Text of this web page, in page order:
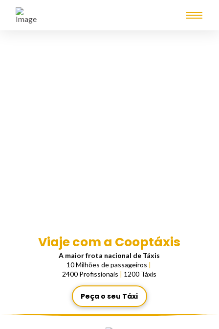
Viaje com a Cooptáxis
A maior frota nacional de Táxis
10 Milhões de passageiros |
2400 Profissionais | 1200 Táxis
Peça o seu Táxi